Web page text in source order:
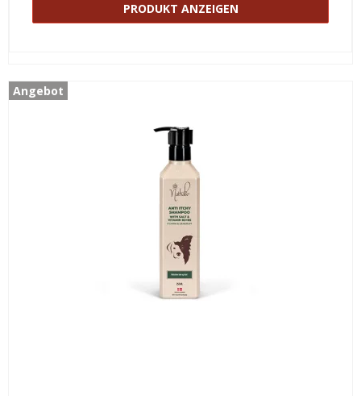
PRODUKT ANZEIGEN
Angebot